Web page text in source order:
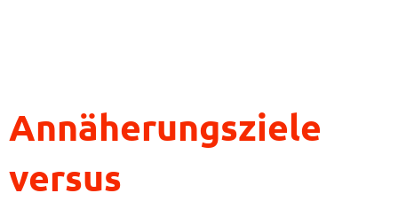
Annäherungsziele
versus